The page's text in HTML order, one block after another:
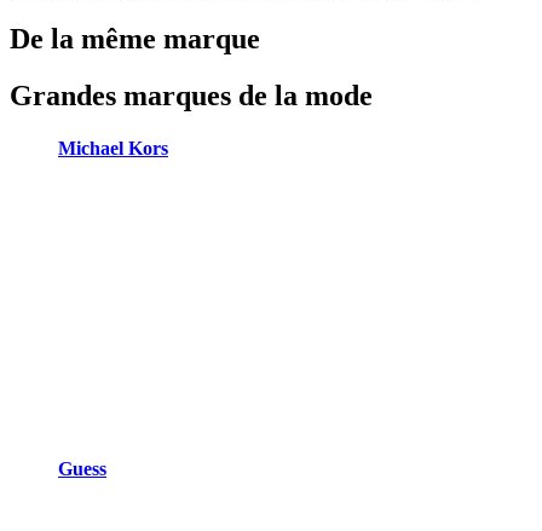
De la même marque
Grandes marques de la mode
Michael Kors
Guess